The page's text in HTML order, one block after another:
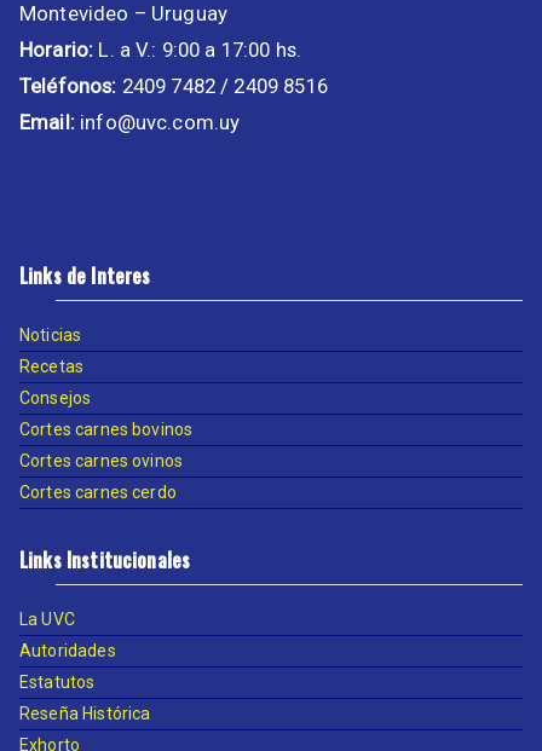
Montevideo – Uruguay
Horario: L. a V.: 9:00 a 17:00 hs.
Teléfonos: 2409 7482 / 2409 8516
Email:info@uvc.com.uy
Links de Interes
Noticias
Recetas
Consejos
Cortes carnes bovinos
Cortes carnes ovinos
Cortes carnes cerdo
Links Institucionales
La UVC
Autoridades
Estatutos
Reseña Histórica
Exhorto